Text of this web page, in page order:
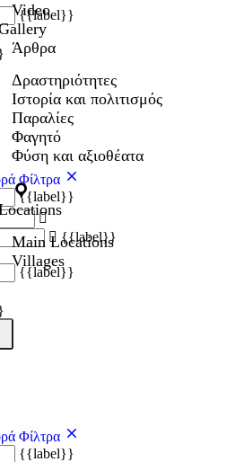
Video
Άρθρα
Δραστηριότητες
Ιστορία και πολιτισμός
Παραλίες
Φαγητό
Φύση και αξιοθέατα
Main Locations
Villages
{{label}}
Φίλτρα
{{label}}
{{label}}
{{label}}
Φίλτρα
{{label}}